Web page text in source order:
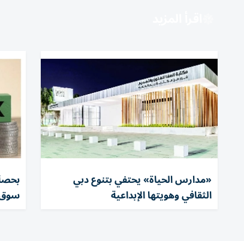
«مدارس الحياة» يحتفي بتنوع دبي
الثقافي وهويتها الإبداعية سوق